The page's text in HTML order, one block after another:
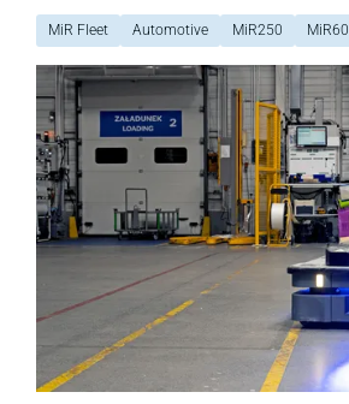
MiR Fleet Automotive MiR250